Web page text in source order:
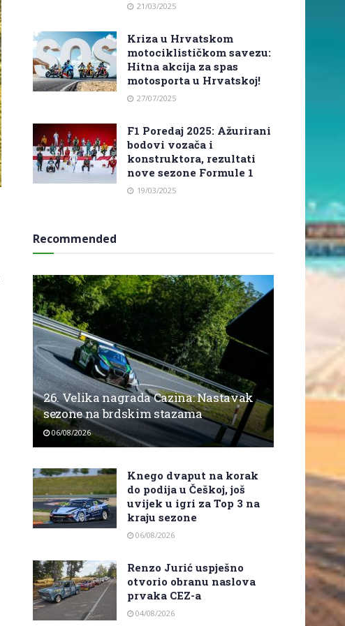
21/03/2025
Kriza u Hrvatskom
motociklističkom savezu:
Hitna akcija za spas
motosporta u Hrvatskoj!
27/07/2025
F1 Poredaj 2025: Ažurirani
bodovi vozača i
konstruktora, rezultati
nove sezone Formule 1
19/03/2025
Recommended
26. Velika nagrada Cazina: Nastavak
sezone na brdskim stazama
06/08/2026
Knego dvaput na korak
do podija u Češkoj, još
uvijek u igri za Top 3 na
kraju sezone
06/08/2026
Renzo Jurić uspješno
otvorio obranu naslova
prvaka CEZ-a
04/08/2026